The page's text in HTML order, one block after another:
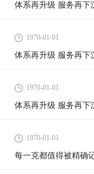
体系再升级 服务再下
1970-01-01
体系再升级 服务再下
1970-01-01
体系再升级 服务再下
1970-01-01
每一克都值得被精确